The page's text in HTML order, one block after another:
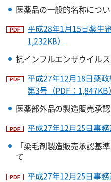
医薬品の一般的名称につ
平成28年1月15日薬生
1,232KB）
抗インフルエンザウイル
平成27年12月18日薬
第3号（PDF：1,847KB）
医薬部外品の製造販売承
平成27年12月25日事務
「染毛剤製造販売承認基
て
平成27年12月25日事務